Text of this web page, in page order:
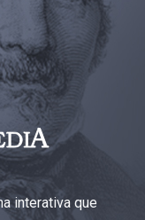
interativa que